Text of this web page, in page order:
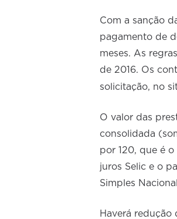
Com a sanção
pagamento de
meses. As
de 2016. Os
solicitação, no
O valor das
consolidada
por 120, que é
juros Selic e o
Simples
Haverá